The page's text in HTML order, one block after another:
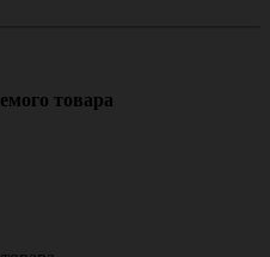
товара